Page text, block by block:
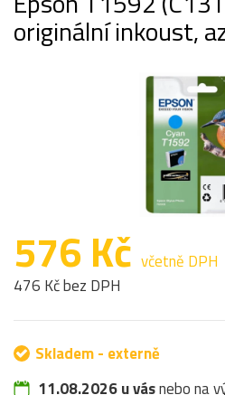
originální inkoust,
576 Kč včetně DPH
476 Kč bez DPH
Skladem - externě
11.08.2026 u vásnebo na